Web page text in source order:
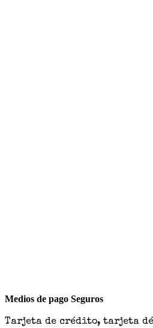
Medios de pago Seguros
Tarjeta de crédito, tarjeta